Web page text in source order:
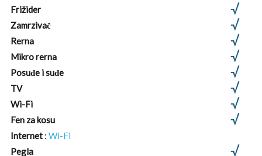
Frižider
Zamrzivač
Rerna
Mikro rerna
Posuđe i suđe
TV
Wi-Fi
Fen za kosu
Internet :Wi-Fi
Pegla